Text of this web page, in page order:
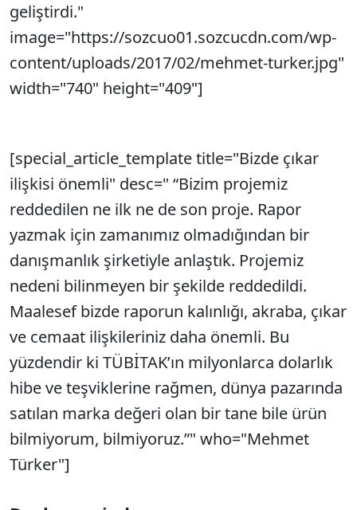
geliştirdi."
image="https://sozcuo01.sozcucdn.com/wp-
content/uploads/2017/02/mehmet-turker.jpg"
width="740" height="409"]
[special_article_template title="Bizde çıkar
ilişkisi önemli" desc=" “Bizim projemiz
reddedilen ne ilk ne de son proje. Rapor
yazmak için zamanımız olmadığından bir
danışmanlık şirketiyle anlaştık. Projemiz
nedeni bilinmeyen bir şekilde reddedildi.
Maalesef bizde raporun kalınlığı, akraba, çıkar
ve cemaat ilişkileriniz daha önemli. Bu
yüzdendir ki TÜBİTAK’ın milyonlarca dolarlık
hibe ve teşviklerine rağmen, dünya pazarında
satılan marka değeri olan bir tane bile ürün
bilmiyorum, bilmiyoruz.”" who="Mehmet
Türker"]